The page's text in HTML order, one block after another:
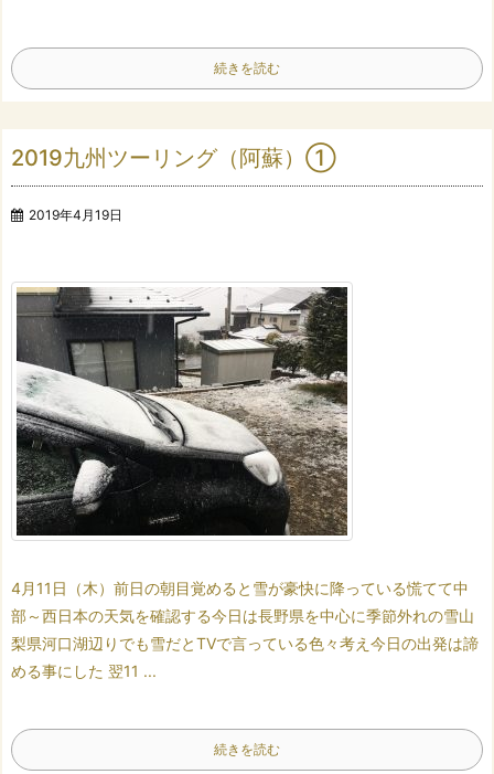
続きを読む
2019九州ツーリング（阿蘇）①
2019年4月19日
4月11日（木） 前日の朝目覚めると雪が豪快に降っている慌てて中
部～西日本の天気を確認する今日は長野県を中心に季節外れの雪山
梨県河口湖辺りでも雪だとTVで言っている色々考え今日の出発は諦
める事にした 翌11 ...
続きを読む